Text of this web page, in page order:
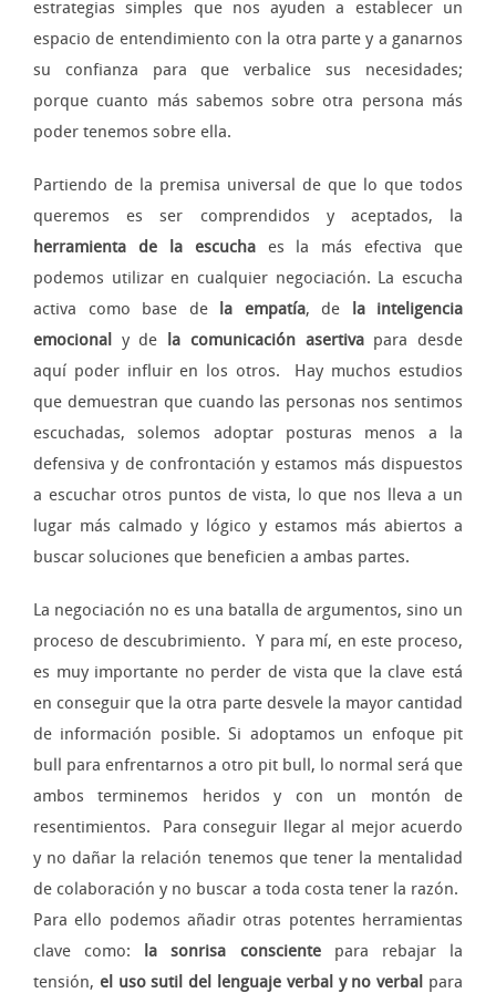
estrategias simples que nos ayuden a establecer un
espacio de entendimiento con la otra parte y a ganarnos
su confianza para que verbalice sus necesidades;
porque cuanto más sabemos sobre otra persona más
poder tenemos sobre ella.
Partiendo de la premisa universal de que lo que todos
queremos es ser comprendidos y aceptados, la
herramienta de la escuchaes la más efectiva que
podemos utilizar en cualquier negociación. La escucha
activa como base de
la empatía, de
la inteligencia
emocional
y de la comunicación asertivapara desde
aquí poder influir en los otros. Hay muchos estudios
que demuestran que cuando las personas nos sentimos
escuchadas, solemos adoptar posturas menos a la
defensiva y de confrontación y estamos más dispuestos
a escuchar otros puntos de vista, lo que nos lleva a un
lugar más calmado y lógico y estamos más abiertos a
buscar soluciones que beneficien a ambas partes.
La negociación no es una batalla de argumentos, sino un
proceso de descubrimiento. Y para mí, en este proceso,
es muy importante no perder de vista que la clave está
en conseguir que la otra parte desvele la mayor cantidad
de información posible. Si adoptamos un enfoque pit
bull para enfrentarnos a otro pit bull, lo normal será que
ambos terminemos heridos y con un montón de
resentimientos. Para conseguir llegar al mejor acuerdo
y no dañar la relación tenemos que tener la mentalidad
de colaboración y no buscar a toda costa tener la razón.
Para ello podemos añadir otras potentes herramientas
clave como:
la sonrisa consciente para rebajar la
tensión, el uso sutil del lenguaje verbal y no verbal para